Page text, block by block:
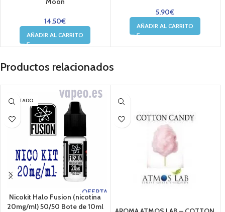
14,50€
AÑADIR AL CARRITO
5,90€
AÑADIR AL CARRITO
Productos relacionados
AGOTADO
OFERTA
Nicokit Halo Fusion (nicotina
20mg/ml) 50/50 Bote de 10ml